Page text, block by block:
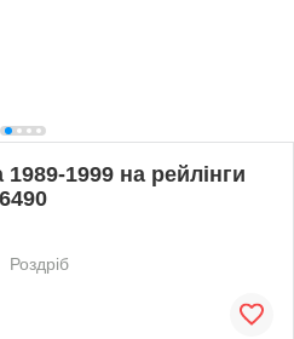
1999 на рейлінги
Роздріб